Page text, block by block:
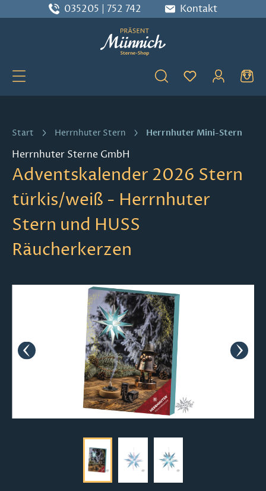
Zum Hauptinhalt springen
035205 | 752 742 Kontakt
Du hast 0
Start Herrnhuter Stern Herrnhuter Mini-Stern
Herrnhuter Sterne GmbH
Adventskalender 2026 Stern
türkis/weiß - Herrnhuter
Stern und HUSS
Räucherkerzen
Bildergalerie überspringen